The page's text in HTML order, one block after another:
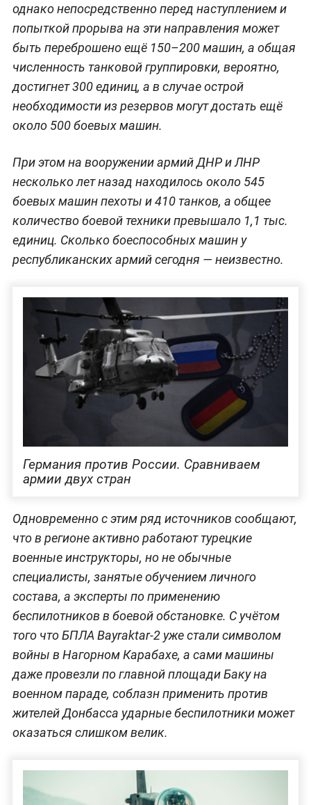
однако непосредственно перед наступлением и
попыткой прорыва на эти направления может
быть переброшено ещё 150–200 машин, а общая
численность танковой группировки, вероятно,
достигнет 300 единиц, а в случае острой
необходимости из резервов могут достать ещё
около 500 боевых машин.
При этом на вооружении армий ДНР и ЛНР
несколько лет назад находилось около 545
боевых машин пехоты и 410 танков, а общее
количество боевой техники превышало 1,1 тыс.
единиц. Сколько боеспособных машин у
республиканских армий сегодня — неизвестно.
Германия против России. Сравниваем
армии двух стран
Одновременно с этим ряд источников сообщают,
что в регионе активно работают турецкие
военные инструкторы, но не обычные
специалисты, занятые обучением личного
состава, а эксперты по применению
беспилотников в боевой обстановке. С учётом
того что БПЛА Bayraktar-2 уже стали символом
войны в Нагорном Карабахе, а сами машины
даже провезли по главной площади Баку на
военном параде, соблазн применить против
жителей Донбасса ударные беспилотники может
оказаться слишком велик.